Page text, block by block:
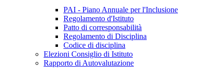
PAI - Piano Annuale per l'Inclusione
Regolamento d'Istituto
Patto di corresponsabilità
Regolamento di Disciplina
Codice di disciplina
Elezioni Consiglio di Istituto
Rapporto di Autovalutazione